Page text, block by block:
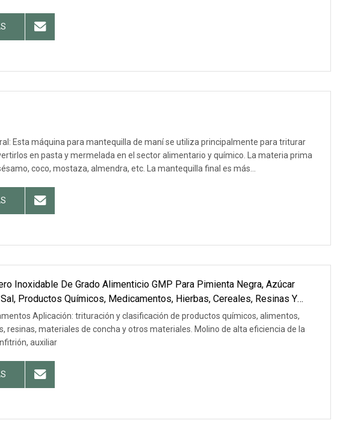
Esta máquina para mantequilla de maní se utiliza principalmente para triturar
en pasta y mermelada en el sector alimentario y químico. La materia prima
coco, mostaza, almendra, etc. La mantequilla final es más...
Inoxidable De Grado Alimenticio GMP Para Pimienta Negra, Azúcar
Productos Químicos, Medicamentos, Hierbas, Cereales, Resinas Y
Aplicación: trituración y clasificación de productos químicos, alimentos,
resinas, materiales de concha y otros materiales. Molino de alta eficiencia de la
auxiliar